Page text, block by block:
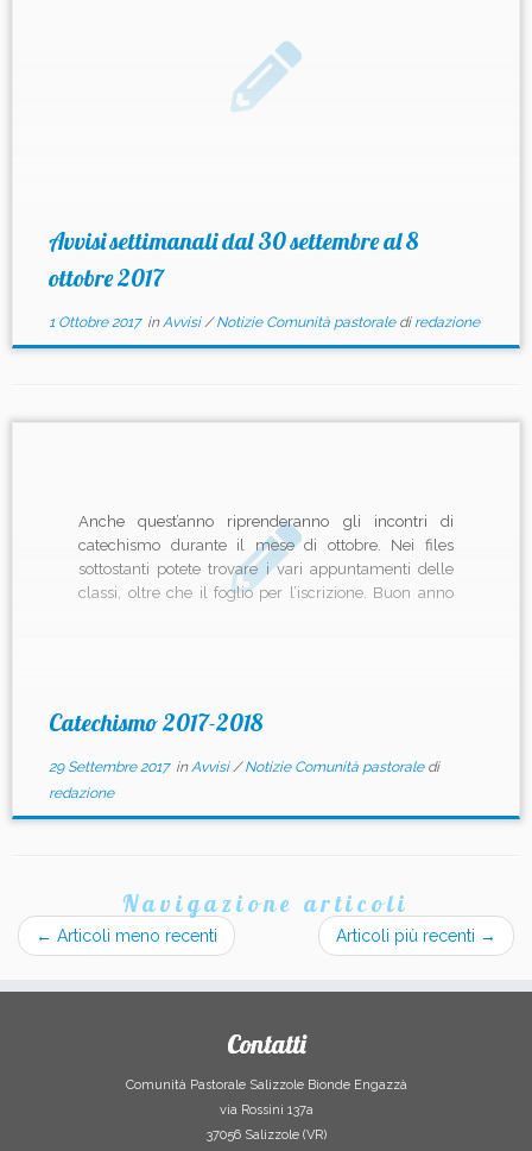
Avvisi settimanali dal 30 settembre al 8
ottobre 2017
1 Ottobre 2017inAvvisi/Notizie Comunità pastorale di redazione
Anche quest’anno riprenderanno gli incontri di
catechismo durante il mese di ottobre. Nei files
sottostanti potete trovare i vari appuntamenti delle
classi, oltre che il foglio per l’iscrizione. Buon anno
Catechismo 2017-2018
29 Settembre 2017inAvvisi/Notizie Comunità pastorale di
redazione
Navigazione articoli
← Articoli meno recenti Articoli più recenti →
Contatti
Comunità Pastorale Salizzole Bionde Engazzà
via Rossini 137a
37056 Salizzole (VR)